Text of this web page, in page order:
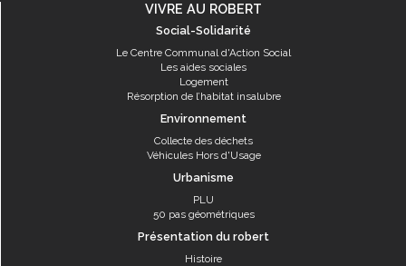
VIVRE AU ROBERT
Social-Solidarité
Le Centre Communal d'Action Social
Les aides sociales
Logement
Résorption de l’habitat insalubre
Environnement
Collecte des déchets
Véhicules Hors d'Usage
Urbanisme
PLU
50 pas géométriques
Présentation du robert
Histoire